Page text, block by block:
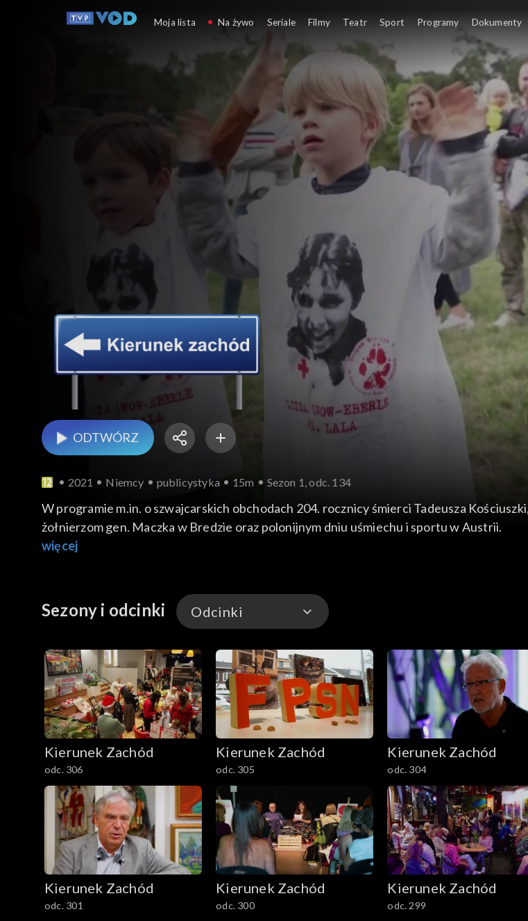
ODTWÓRZ
2021 Niemcy publicystyka 15m Sezon 1, odc. 134
W programie m.in. o szwajcarskich obchodach 204. rocznicy śmierci Tadeusza
żołnierzom gen. Maczka w Bredzie oraz polonijnym dniu uśmiechu i sportu w Austrii.
więcej
Sezony i odcinki Odcinki
Odcinki
Kierunek Zachód
odc. 306
Kierunek Zachód
odc. 305
Kierunek Zachód
odc. 304
Kierunek Zachód
odc. 301
Kierunek Zachód
odc. 300
Kierunek Zachód
odc. 299
Moja lista Na żywo Seriale Filmy Teatr Sport Programy Dokumenty